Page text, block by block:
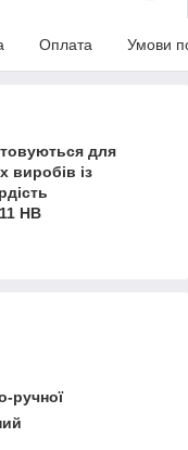
Оплата Умови
для
виробів із
НВ
ручної